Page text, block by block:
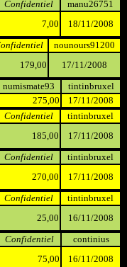
Confidentiel
manu26751
7,00
18/11/2008
nounours91200
179,00
17/11/2008
numismate93
tintinbruxel
275,00
17/11/2008
Confidentiel
tintinbruxel
185,00
17/11/2008
Confidentiel
tintinbruxel
270,00
17/11/2008
Confidentiel
tintinbruxel
25,00
16/11/2008
Confidentiel
continius
75,00
16/11/2008